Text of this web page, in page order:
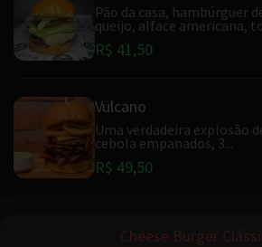
Pão da casa, hambúrguer
queijo, alface americana,
R$ 41,50
Vulcano
Uma verdadeira explosão
cebola empanados, 3...
R$ 49,50
Cheese Burger